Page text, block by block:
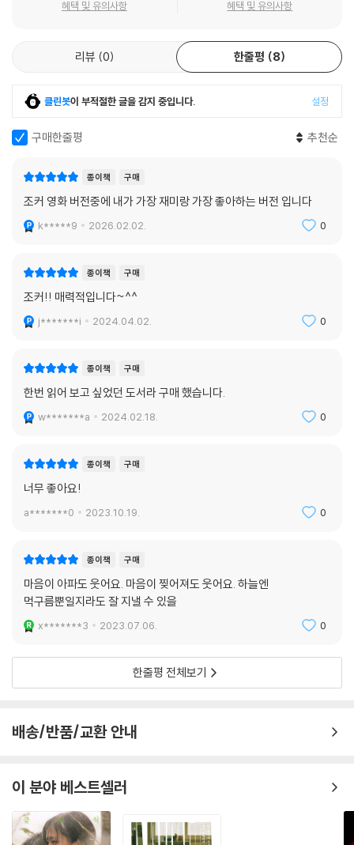
혜택 및 유의사항 혜택 및 유의사항
리뷰 0 한줄평 8
클린봇이 부적절한 글을 감지 중입니다. 설정
구매한줄평 추천순
종이책 구매
조커 영화 버전중에 내가 가장 재미랑 가장 좋아하는 버전 입니다
k*****9 2026.02.02. 0
종이책 구매
조커!! 매력적입니다~^^
j*******i 2024.04.02. 0
종이책 구매
한번 읽어 보고 싶었던 도서라 구매 했습니다.
w*******a 2024.02.18. 0
종이책 구매
너무 좋아요!
a*******0 2023.10.19. 0
종이책 구매
마음이 아파도 웃어요. 마음이 찢어져도 웃어요. 하늘엔
먹구름뿐일지라도 잘 지낼 수 있을
x*******3 2023.07.06. 0
한줄평 전체보기
배송/반품/교환 안내
이 분야 베스트셀러